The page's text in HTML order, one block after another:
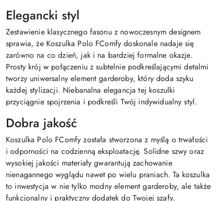
Elegancki styl
Zestawienie klasycznego fasonu z nowoczesnym designem
sprawia, że Koszulka Polo FComfy doskonale nadaje się
zarówno na co dzień, jak i na bardziej formalne okazje.
Prosty krój w połączeniu z subtelnie podkreślającymi detalmi
tworzy uniwersalny element garderoby, który doda szyku
każdej stylizacji. Niebanalna elegancja tej koszulki
przyciągnie spojrzenia i podkreśli Twój indywidualny styl.
Dobra jakość
Koszulka Polo FComfy została stworzona z myślą o trwałości
i odporności na codzienną eksploatację. Solidne szwy oraz
wysokiej jakości materiały gwarantują zachowanie
nienagannego wyglądu nawet po wielu praniach. Ta koszulka
to inwestycja w nie tylko modny element garderoby, ale także
funkcjonalny i praktyczny dodatek do Twojej szafy.